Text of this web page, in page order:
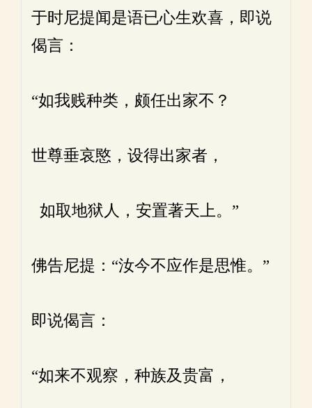
于时尼提闻是语已心生欢喜，即说
偈言：
“如我贱种类，颇任出家不？
世尊垂哀愍，设得出家者，
如取地狱人，安置著天上。”
佛告尼提：“汝今不应作是思惟。”
即说偈言：
“如来不观察，种族及贵富，